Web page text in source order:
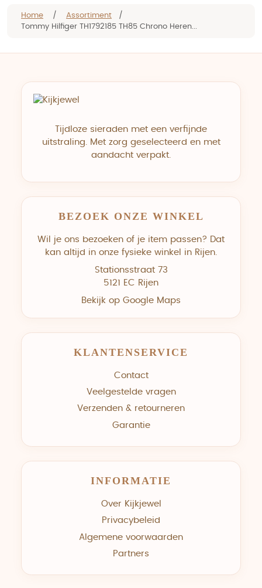
Home / Assortiment
/
Tommy Hilfiger TH1792185 TH85 Chrono Heren...
Tijdloze sieraden met een verfijnde
uitstraling. Met zorg geselecteerd en met
aandacht verpakt.
BEZOEK ONZE WINKEL
Wil je ons bezoeken of je item passen? Dat
kan altijd in onze fysieke winkel in Rijen.
Stationsstraat 73
5121 EC Rijen
Bekijk op Google Maps
KLANTENSERVICE
Contact
Veelgestelde vragen
Verzenden & retourneren
Garantie
INFORMATIE
Over Kijkjewel
Privacybeleid
Algemene voorwaarden
Partners